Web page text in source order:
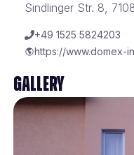
Sindlinger Str. 8,
+49 1525 5824203
https://www.domex-
Gallery